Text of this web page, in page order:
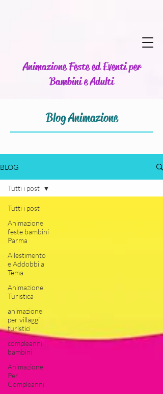
Animazione Feste ed Eventi per
Bambini e Adulti
Blog Animazione
BLOG
Tutti i post
Animazione
feste bambini
Parma
Allestimento
e Addobbi a
Tema
Animazione
Turistica
animazione
per villaggi
turistici
compleanni
bambini
Animazione
Per
Compleanni
Tutti i post